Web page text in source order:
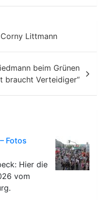
Littmann
beim Grünen
braucht Verteidiger“
Fotos
Hier die
vom